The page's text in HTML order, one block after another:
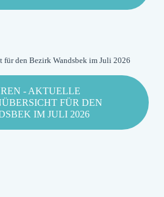
den Bezirk Wandsbek im Juli 2026
- AKTUELLE
FÜR DEN
IM JULI 2026